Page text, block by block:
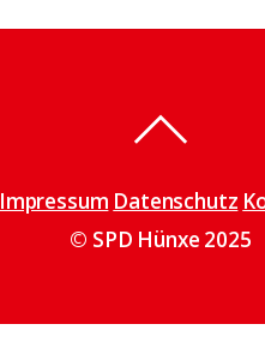
Impressum Datenschutz
© SPD Hünxe 2025